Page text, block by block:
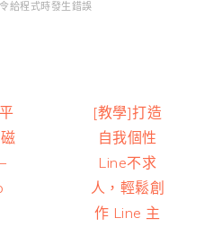
給程式時發生錯誤
Next
Post:
[教學]打造
自我個性
Line不求
人，輕鬆創
作 Line 主